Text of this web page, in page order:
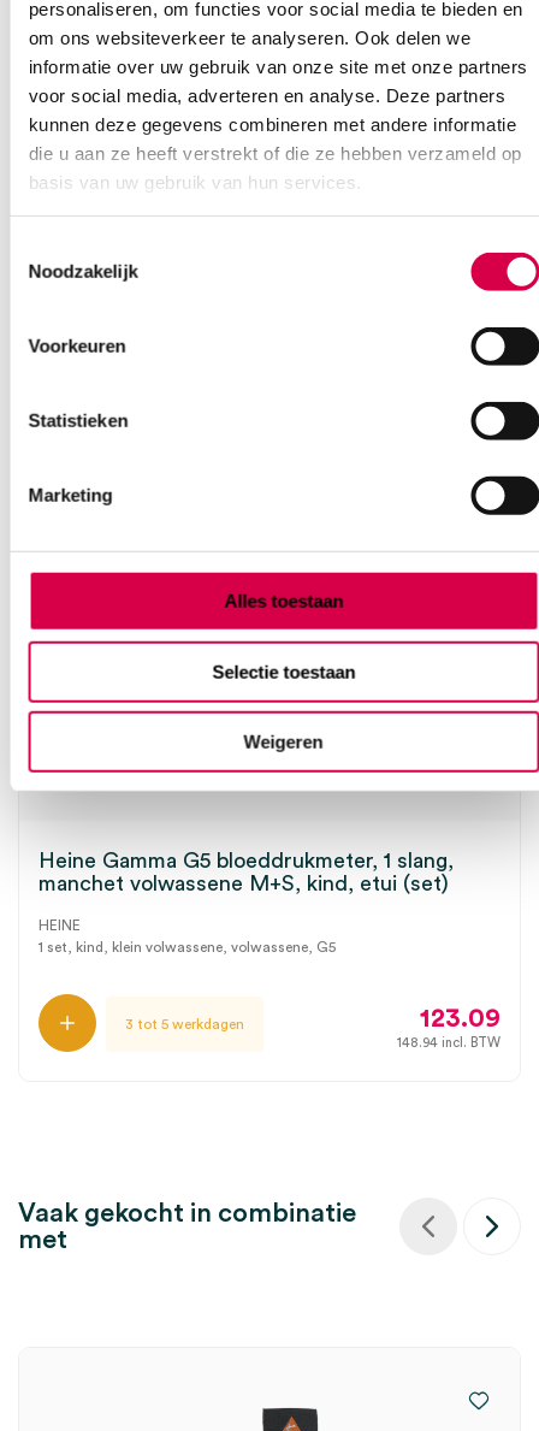
personaliseren, om functies voor social media te bieden en
om ons websiteverkeer te analyseren. Ook delen we
informatie over uw gebruik van onze site met onze partners
voor social media, adverteren en analyse. Deze partners
kunnen deze gegevens combineren met andere informatie
die u aan ze heeft verstrekt of die ze hebben verzameld op
basis van uw gebruik van hun services.
Noodzakelijk
Voorkeuren
Statistieken
Marketing
Alles toestaan
Selectie toestaan
Weigeren
Vind je antwoord snel en makkelijk op onze klantenservice pagina.
Of contacteer ons via een van de onderstaande opties.
Onze klantenservice is bereikbaar van maandag t/m vrijdag van
08:30 tot 17:00
Bel Anca E-mail Anca Contactformulier
Heine Gamma G5 bloeddrukmeter, 1 slang,
manchet volwassene M+S, kind, etui (set)
HEINE
1 set, kind, klein volwassene, volwassene, G5
3 tot 5 werkdagen 123.09
148.94 incl. BTW
Vaak gekocht in combinatie
met